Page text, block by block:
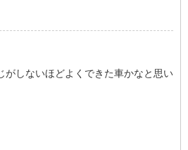
がしないほどよくできた車かなと思い